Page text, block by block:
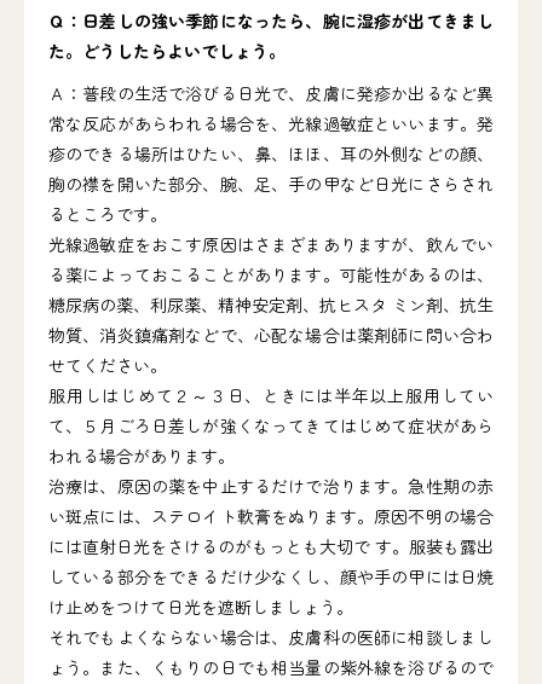
Ｑ：日差しの強い季節になったら、腕に湿疹が出てきまし
た。どうしたらよいでしょう。
Ａ：普段の生活で浴びる日光で、皮膚に発疹か出るなど異
常な反応があらわれる場合を、光線過敏症といいます。発
疹のできる場所はひたい、鼻、ほほ、耳の外側などの顔、
胸の襟を開いた部分、腕、足、手の甲など日光にさらされ
るところです。
光線過敏症をおこす原因はさまざまありますが、飲んでい
る薬によっておこることがあります。可能性があるのは、
糖尿病の薬、利尿薬、精神安定剤、抗ヒスタ ミン剤、抗生
物質、消炎鎮痛剤などで、心配な場合は薬剤師に問い合わ
せてください。
服用しはじめて２～３日、ときには半年以上服用してい
て、５月ごろ日差しが強くなってきてはじめて症状があら
われる場合があります。
治療は、原因の薬を中止するだけで治ります。急性期の赤
い斑点には、ステロイト軟膏をぬります。原因不明の場合
には直射日光をさけるのがもっとも大切で す。服装も露出
している部分をできるだけ少なくし、顔や手の甲には日焼
け止めをつけて日光を遮断しましょう。
それでもよくならない場合は、皮膚科の医師に相談しまし
ょう。また、くもりの日でも相当量の紫外線を浴びるので